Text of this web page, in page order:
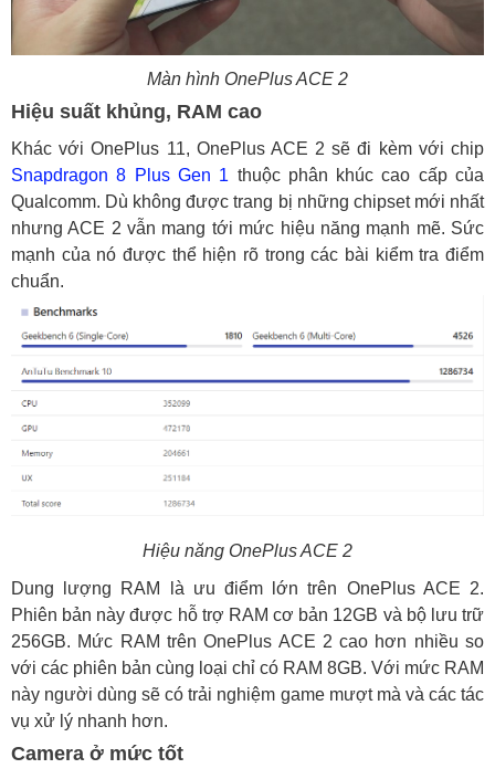
Màn hình OnePlus ACE 2
Hiệu suất khủng, RAM cao
Khác với OnePlus 11, OnePlus ACE 2 sẽ đi kèm với chip
Snapdragon 8 Plus Gen 1 thuộc phân khúc cao cấp của
Qualcomm. Dù không được trang bị những chipset mới nhất
nhưng ACE 2 vẫn mang tới mức hiệu năng mạnh mẽ. Sức
mạnh của nó được thể hiện rõ trong các bài kiểm tra điểm
chuẩn.
Hiệu năng OnePlus ACE 2
Dung lượng RAM là ưu điểm lớn trên OnePlus ACE 2.
Phiên bản này được hỗ trợ RAM cơ bản 12GB và bộ lưu trữ
256GB. Mức RAM trên OnePlus ACE 2 cao hơn nhiều so
với các phiên bản cùng loại chỉ có RAM 8GB. Với mức RAM
này người dùng sẽ có trải nghiệm game mượt mà và các tác
vụ xử lý nhanh hơn.
Camera ở mức tốt